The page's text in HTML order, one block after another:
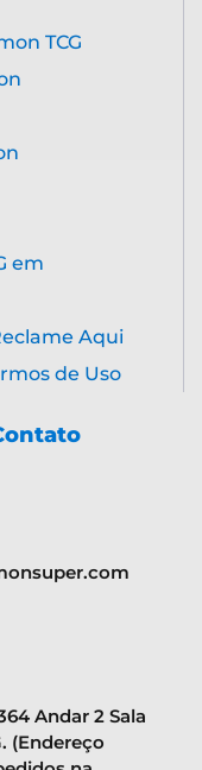
TCG
em
Aqui
de Uso
Andar 2 Sala
(Endereço